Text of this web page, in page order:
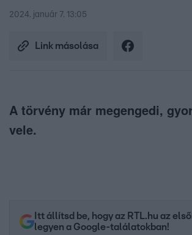
2024. január 7. 13:05
Link másolása
A törvény már megengedi,
vele.
Itt állítsd be, hogy az RTL.hu az
legyen a Google-találatokban!